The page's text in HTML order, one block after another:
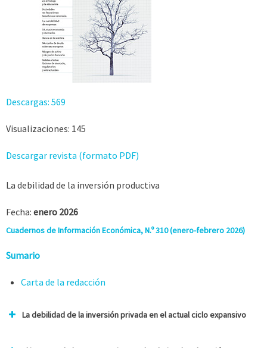
Descargas: 569
Visualizaciones: 145
Descargar revista (formato PDF)
La debilidad de la inversión productiva
Fecha: enero 2026
Cuadernos de Información Económica, N.º 310 (enero-febrero 2026)
Sumario
Carta de la redacción
La debilidad de la inversión privada en el actual ciclo expansivo